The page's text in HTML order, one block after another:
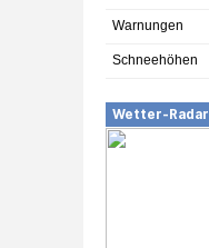
Warnungen
Schneehöhen
Wetter-Radar